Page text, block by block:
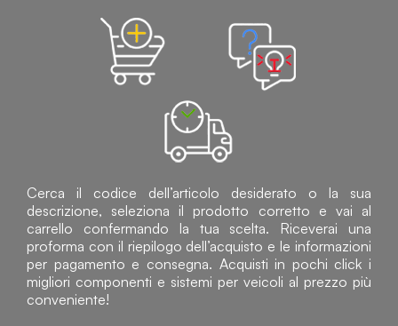
Cerca il codice dell’articolo desiderato o la sua
descrizione, seleziona il prodotto corretto e vai al
carrello confermando la tua scelta. Riceverai una
proforma con il riepilogo dell’acquisto e le informazioni
per pagamento e consegna. Acquisti in pochi click i
migliori componenti e sistemi per veicoli al prezzo più
conveniente!